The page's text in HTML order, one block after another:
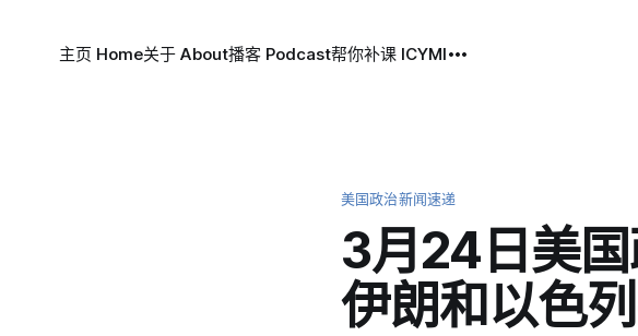
主页 Home关于 About播客 Podcast帮你补课 ICYMI
美国政治新闻速递
3月24日美
伊朗和以色